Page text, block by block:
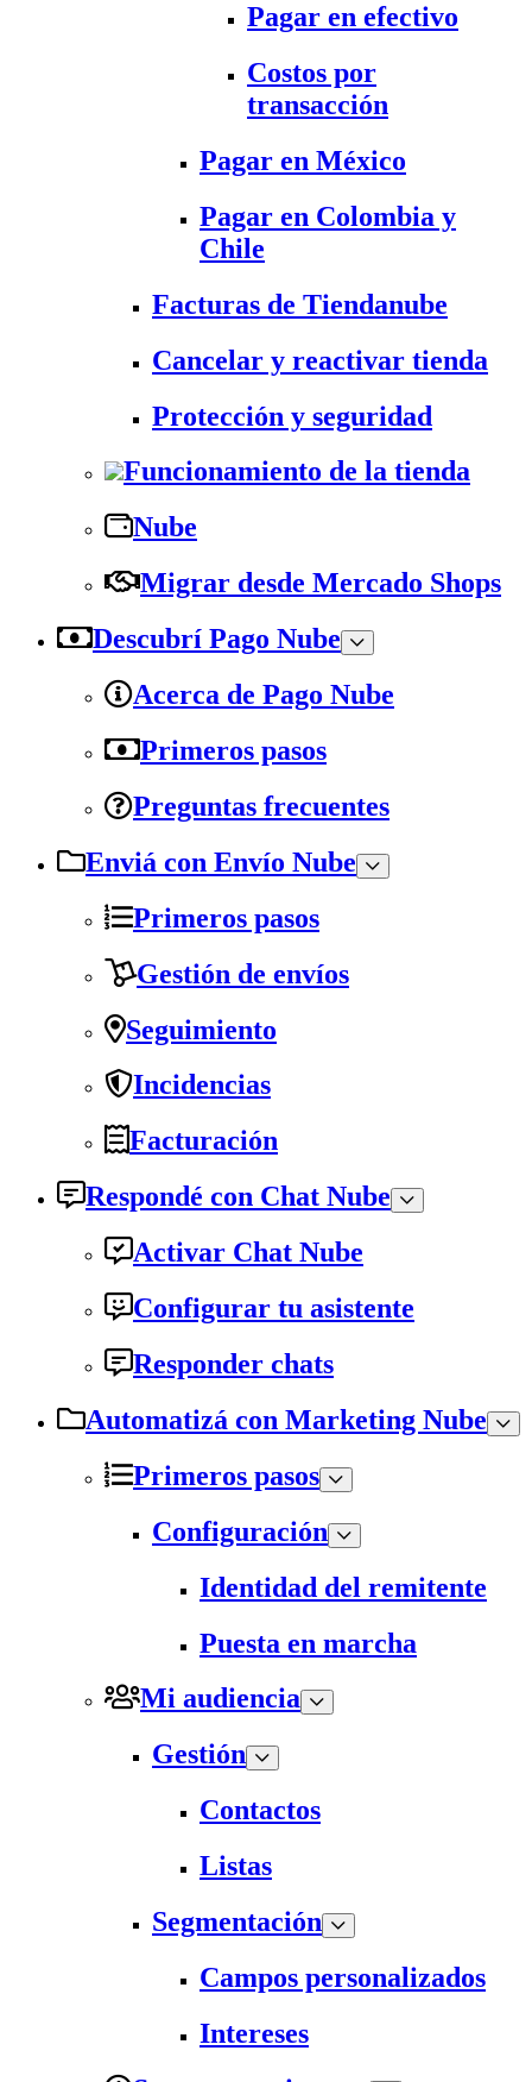
Pagar en efectivo
Costos por
transacción
Pagar en México
Pagar en Colombia y
Chile
Facturas de Tiendanube
Cancelar y reactivar tienda
Protección y seguridad
Funcionamiento de la tienda
Nube
Migrar desde Mercado Shops
Descubrí Pago Nube
Acerca de Pago Nube
Primeros pasos
Preguntas frecuentes
Enviá con Envío Nube
Primeros pasos
Gestión de envíos
Seguimiento
Incidencias
Facturación
Respondé con Chat Nube
Activar Chat Nube
Configurar tu asistente
Responder chats
Automatizá con Marketing Nube
Primeros pasos
Configuración
Identidad del remitente
Puesta en marcha
Mi audiencia
Gestión
Contactos
Listas
Segmentación
Campos personalizados
Intereses